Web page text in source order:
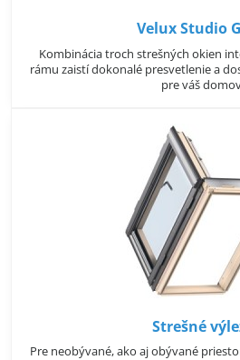
Velux Studio
Kombinácia troch strešných okien
rámu zaistí dokonalé presvetlenie a
pre váš
Strešné
Pre neobývané, ako aj obývané